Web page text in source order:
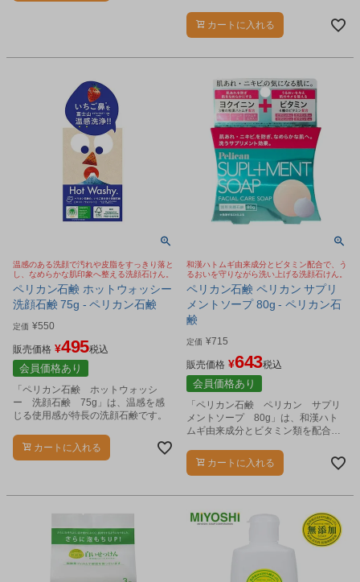
カートに入れる
温感のある洗顔で汚れや皮脂をすっきり落と
し、なめらかな肌印象へ整える洗顔石けん。
ペリカン石鹸 ホットウォッシー
洗顔石鹸 75g - ペリカン石鹸
定価 ¥550
販売価格 ¥495税込
会員価格あり
「ペリカン石鹸 ホットウォッシ
ー 洗顔石鹸 75g」は、温感を感
じる使用感が特長の洗顔石鹸です。
カートに入れる
和漢ハトムギ由来成分とビタミン配合で、う
るおいを守りながら洗い上げる洗顔石けん。
ペリカン石鹸 ペリカン サプリ
メントソープ 80g - ペリカン石
鹸
定価 ¥715
販売価格 ¥643税込
会員価格あり
「ペリカン石鹸 ペリカン サプリ
メントソープ 80g」は、和漢ハト
ムギ由来成分とビタミン類を配合し
カートに入れる